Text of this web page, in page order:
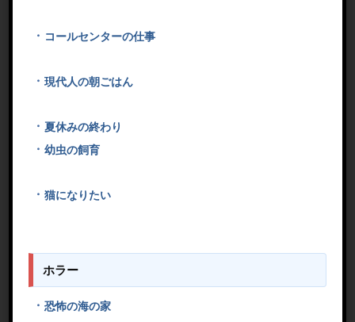
コールセンターの仕事
現代人の朝ごはん
夏休みの終わり
幼虫の飼育
猫になりたい
ホラー
恐怖の海の家